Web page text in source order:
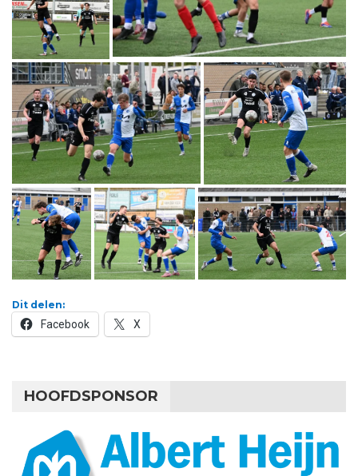
Dit delen:
Facebook X
HOOFDSPONSOR